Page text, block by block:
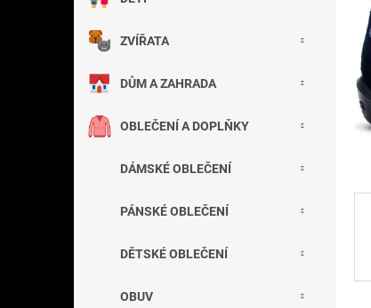
ZVÍŘATA
DŮM A ZAHRADA
OBLEČENÍ A DOPLŇKY
DÁMSKÉ OBLEČENÍ
PÁNSKÉ OBLEČENÍ
DĚTSKÉ OBLEČENÍ
OBUV